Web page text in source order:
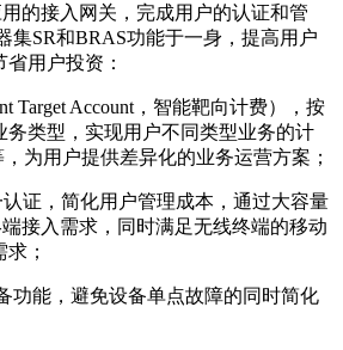
的接入网关，完成用户的认证和管
集SR和BRAS功能于一身，提高用户
用户投资：
Target Account，智能靶向计费），按
务类型，实现用户不同类型业务的计
为用户提供差异化的业务运营方案；
证，简化用户管理成本，通过大容量
接入需求，同时满足无线终端的移动
；
功能，避免设备单点故障的同时简化